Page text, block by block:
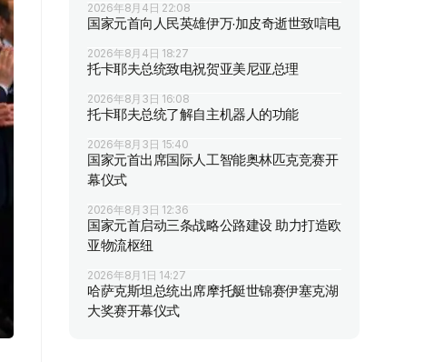
2026年8月4日 22:08
国家元首向人民英雄伊万·加皮奇逝世致唁电
2026年8月4日 18:27
托卡耶夫总统致电祝贺亚美尼亚总理
2026年8月3日 16:08
托卡耶夫总统了解自主机器人的功能
2026年8月3日 15:40
国家元首出席国际人工智能奥林匹克竞赛开
幕仪式
2026年8月3日 12:36
国家元首启动三条战略公路建设 助力打造欧
亚物流枢纽
2026年8月1日 14:27
哈萨克斯坦总统出席摩托艇世锦赛伊塞克湖
大奖赛开幕仪式